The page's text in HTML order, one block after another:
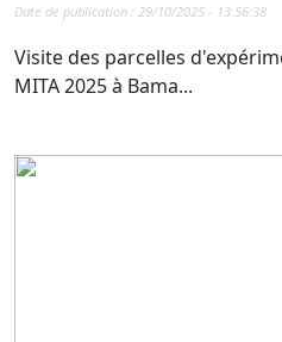
Date de publication : 29/10/2025 - 13:56:38
Visite des parcelles
MITA 2025 à Bama...